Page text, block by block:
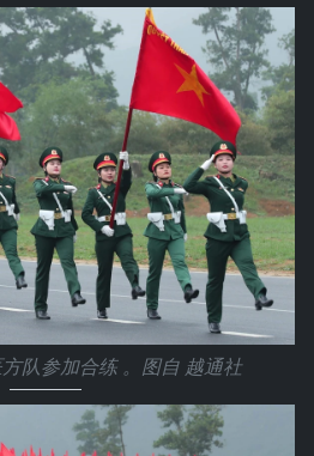
队参加合练 。图自 越通社